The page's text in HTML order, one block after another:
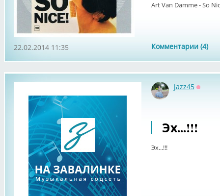
Art Van Damme - So
Комментарии (4)
22.02.2014 11:35
jazz45
Эх...!!!
Эх...!!!